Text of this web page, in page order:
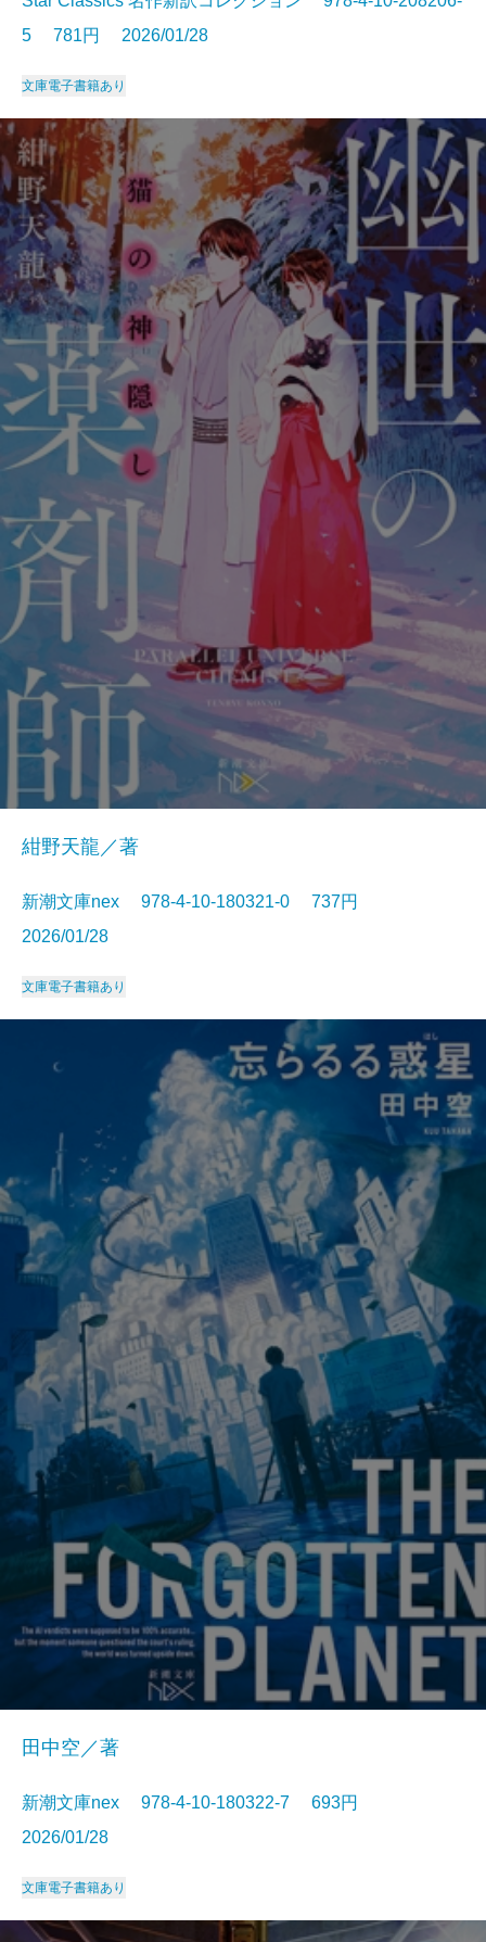
5 781円 2026/01/28
文庫電子書籍あり
紺野天龍／著
新潮文庫nex 978-4-10-180321-0 737円
2026/01/28
文庫電子書籍あり
田中空／著
新潮文庫nex 978-4-10-180322-7 693円
2026/01/28
文庫電子書籍あり